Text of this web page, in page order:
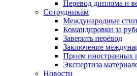
Перевод диплома и
Сотрудникам
Международные
Командировки за
Заверить перевод
Заключение
Прием иностранных
Экспертиза
Новости